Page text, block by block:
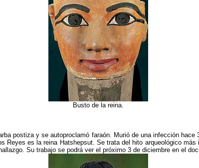
Busto de la reina.
postiza y se autoproclamó faraón. Murió de una infección
Reyes es la reina Hatshepsut. Se trata del hito arqueológico
Su trabajo se podrá ver el próximo 3 de diciembre en el